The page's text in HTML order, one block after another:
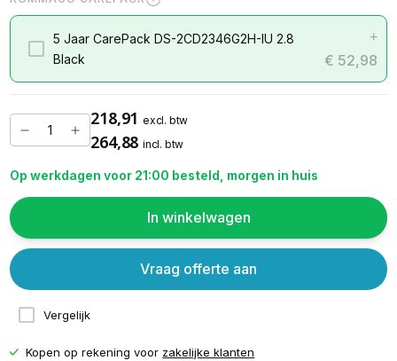
5 Jaar CarePack DS-2CD2346G2H-IU 2.8
Black
+
€ 52,98
218,91 excl. btw
264,88 incl. btw
Op werkdagen voor 21:00 besteld, morgen in huis
In winkelwagen
Vergelijk
Vraag offerte aan
Kopen op rekening voor zakelijke klanten